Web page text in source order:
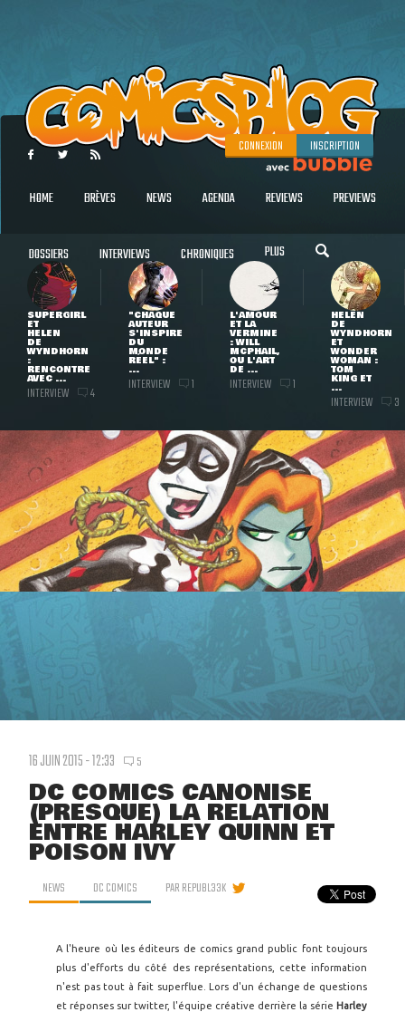
CONNEXION INSCRIPTION
HOME BRÈVES NEWS AGENDA REVIEWS PREVIEWS
DOSSIERS INTERVIEWS CHRONIQUES PLUS
SUPERGIRL
ET
HELEN
DE
WYNDHORN
:
RENCONTRE
AVEC ...
INTERVIEW 4
"CHAQUE
AUTEUR
S'INSPIRE
DU
MONDE
RÉEL" :
...
INTERVIEW 1
L'AMOUR
ET LA
VERMINE
: WILL
MCPHAIL,
OU L'ART
DE ...
INTERVIEW 1
HELEN
DE
WYNDHORN
ET
WONDER
WOMAN :
TOM
KING ET
...
INTERVIEW 3
16 JUIN 2015 - 12:33 5
DC COMICS CANONISE
(PRESQUE) LA RELATION
ENTRE HARLEY QUINN ET
POISON IVY
NEWS DC COMICS PARREPUBL33K
A l'heure où les éditeurs de comics grand public font toujours
plus d'efforts du côté des représentations, cette information
n'est pas tout à fait superflue. Lors d'un échange de questions
et réponses sur twitter, l'équipe créative derrière la série Harley